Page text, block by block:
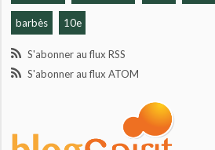
barbès 10e
S'abonner au flux RSS
S'abonner au flux ATOM